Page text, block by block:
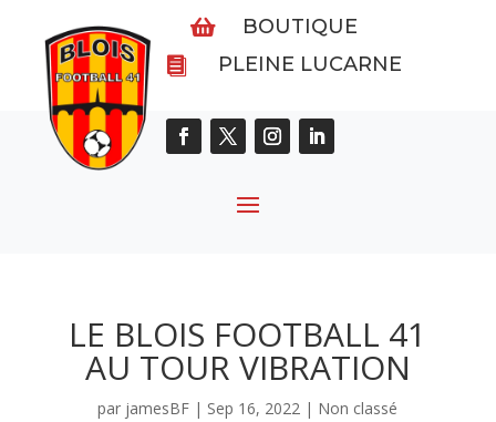
 BOUTIQUE
 PLEINE LUCARNE
LE BLOIS FOOTBALL 41
AU TOUR VIBRATION
par jamesBF | Sep 16, 2022 | Non classé